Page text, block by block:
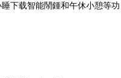
下载智能鬧鍾和午休小憩等功